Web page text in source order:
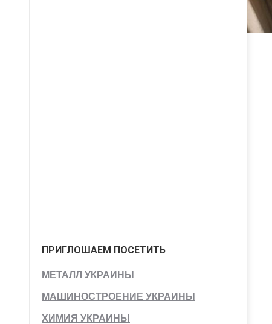
ПРИГЛОШАЕМ ПОСЕТИТЬ
МЕТАЛЛ УКРАИНЫ
МАШИНОСТРОЕНИЕ УКРАИНЫ
ХИМИЯ УКРАИНЫ